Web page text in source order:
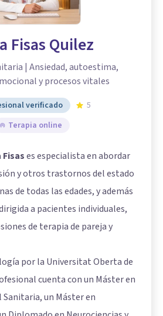
Fisas Quilez
| Ansiedad, autoestima,
y procesos vitales
verificado
5
Terapia online
es especialista en abordar
y otros trastornos del estado
de todas las edades, y además
a pacientes individuales,
de terapia de pareja y
por la Universitat Oberta de
cuenta con un Máster en
un Máster en